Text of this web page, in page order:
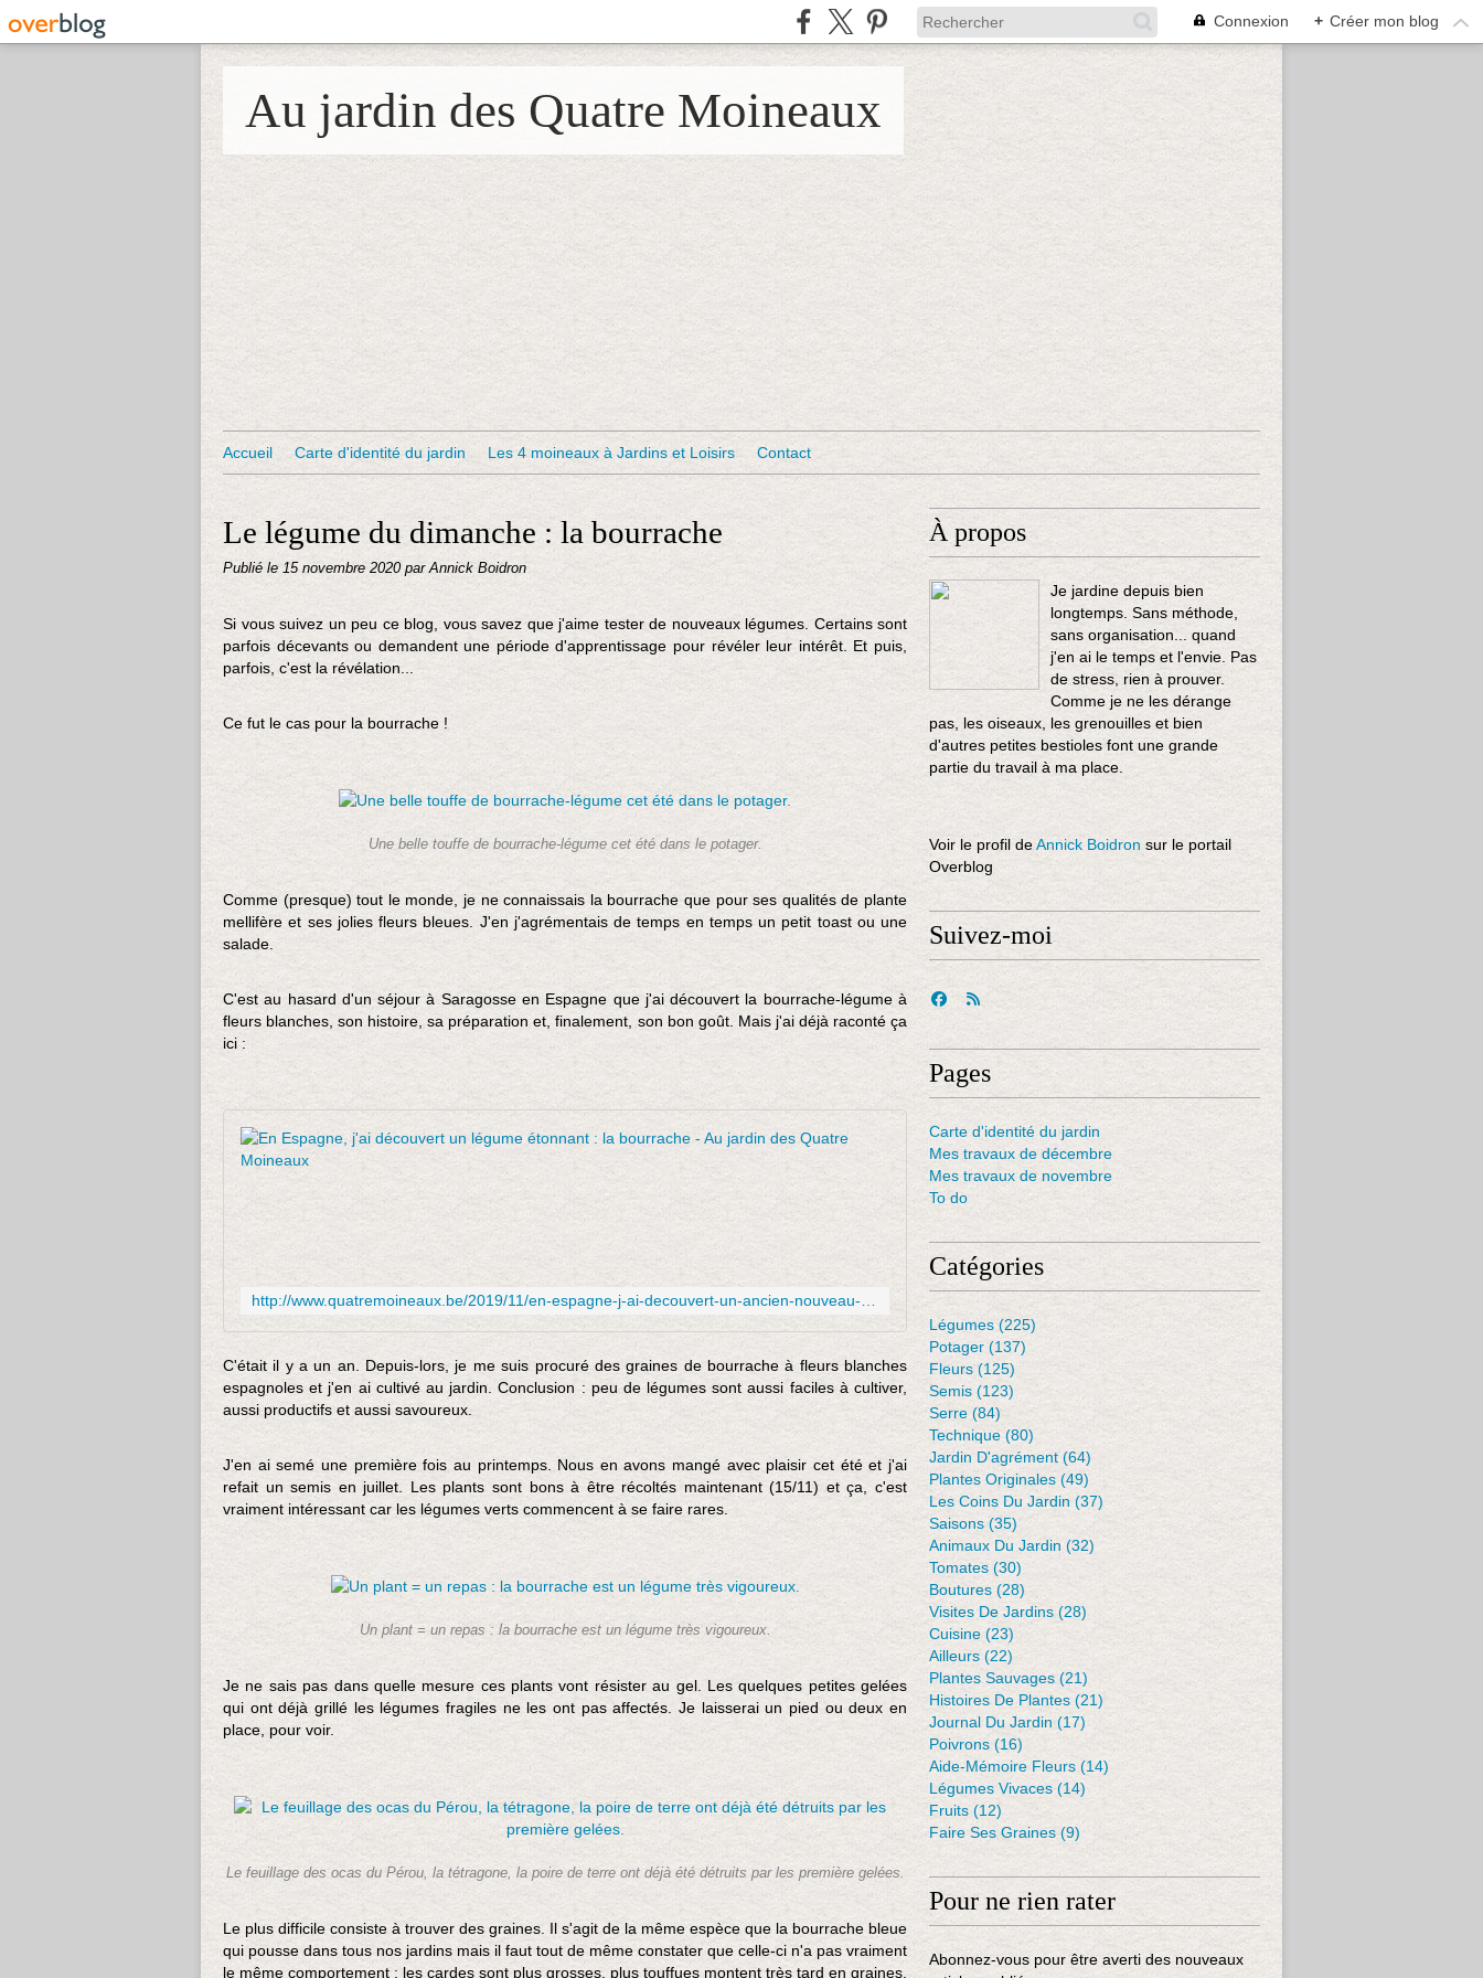
Connexion + Créer mon blog
Au jardin des Quatre Moineaux
Accueil Carte d'identité du jardin Les 4 moineaux à Jardins et Loisirs Contact
Le légume du dimanche : la bourrache
Publié le 15 novembre 2020 par Annick Boidron
Si vous suivez un peu ce blog, vous savez que j'aime tester de nouveaux légumes. Certains sont
parfois décevants ou demandent une période d'apprentissage pour révéler leur intérêt. Et puis,
parfois, c'est la révélation...
Ce fut le cas pour la bourrache !
Une belle touffe de bourrache-légume cet été dans le potager.
Comme (presque) tout le monde, je ne connaissais la bourrache que pour ses qualités de plante
mellifère et ses jolies fleurs bleues. J'en j'agrémentais de temps en temps un petit toast ou une
salade.
C'est au hasard d'un séjour à Saragosse en Espagne que j'ai découvert la bourrache-légume à
fleurs blanches, son histoire, sa préparation et, finalement, son bon goût. Mais j'ai déjà raconté ça
ici :
En Espagne, j'ai découvert un légume étonnant : la bourrache - Au
o
,
e
v
p
l
q
C'était il y a un an. Depuis-lors, je me suis procuré des graines de bourrache à fleurs blanches
espagnoles et j'en ai cultivé au jardin. Conclusion : peu de légumes sont aussi faciles à cultiver,
aussi productifs et aussi savoureux.
J'en ai semé une première fois au printemps. Nous en avons mangé avec plaisir cet été et j'ai
refait un semis en juillet. Les plants sont bons à être récoltés maintenant (15/11) et ça, c'est
vraiment intéressant car les légumes verts commencent à se faire rares.
Un plant = un repas : la bourrache est un légume très vigoureux.
Je ne sais pas dans quelle mesure ces plants vont résister au gel. Les quelques petites gelées
qui ont déjà grillé les légumes fragiles ne les ont pas affectés. Je laisserai un pied ou deux en
place, pour voir.
Le feuillage des ocas du Pérou, la tétragone, la poire de terre ont déjà été détruits par les première gelées.
Le plus difficile consiste à trouver des graines. Il s'agit de la même espèce que la bourrache bleue
qui pousse dans tous nos jardins mais il faut tout de même constater que celle-ci n'a pas vraiment
le même comportement : les cardes sont plus grosses, plus touffues montent très tard en graines.
À propos
Je jardine depuis bien
longtemps. Sans méthode,
sans organisation... quand
j'en ai le temps et l'envie. Pas
de stress, rien à prouver.
Comme je ne les dérange
pas, les oiseaux, les grenouilles et bien
d'autres petites bestioles font une grande
partie du travail à ma place.
Voir le profil deAnnick Boidron sur le portail
Overblog
Suivez-moi
Pages
Carte d'identité du jardin
Mes travaux de décembre
Mes travaux de novembre
To do
Catégories
Légumes (225)
Potager (137)
Fleurs (125)
Semis (123)
Serre (84)
Technique (80)
Jardin D'agrément (64)
Plantes Originales (49)
Les Coins Du Jardin (37)
Saisons (35)
Animaux Du Jardin (32)
Tomates (30)
Boutures (28)
Visites De Jardins (28)
Cuisine (23)
Ailleurs (22)
Plantes Sauvages (21)
Histoires De Plantes (21)
Journal Du Jardin (17)
Poivrons (16)
Aide-Mémoire Fleurs (14)
Légumes Vivaces(14)
Fruits (12)
Faire Ses Graines (9)
Pour ne rien rater
Abonnez-vous pour être averti des nouveaux